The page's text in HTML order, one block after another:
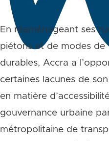
En réaménageant ses
piétons et de modes de
durables, Accra a
certaines lacunes de
en matière
gouvernance urbaine
métropolitaine de